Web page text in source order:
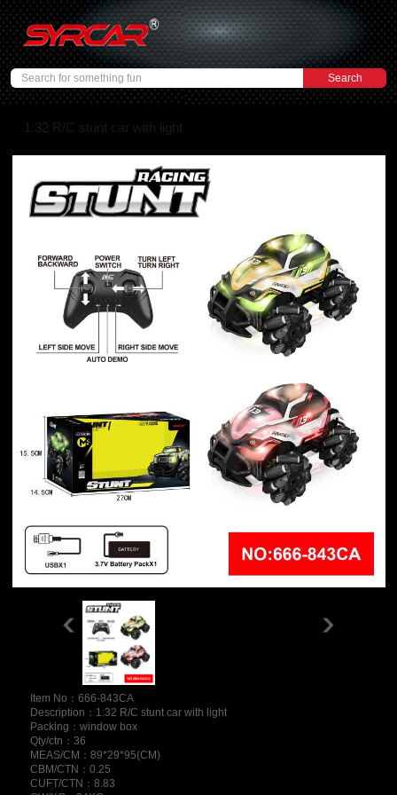
1:32 R/C stunt car with light
Item No：666-843CA
Description：1:32 R/C stunt car with light
Packing：window box
Qty/ctn：36
MEAS/CM：89*29*95(CM)
CBM/CTN：0.25
CUFT/CTN：8.83